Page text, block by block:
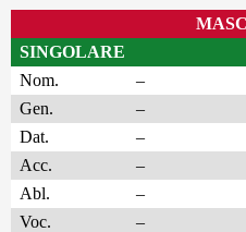
SINGOLARE
Nom.
–
Gen.
–
Dat.
–
Acc.
–
Abl.
–
Voc.
–